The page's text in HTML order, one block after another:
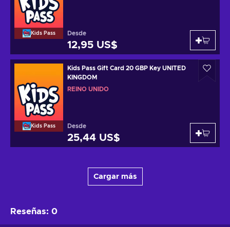
Kids Pass Desde
12,95 US$
Kids Pass
Kids Pass Gift Card 20 GBP Key UNITED
KINGDOM
REINO UNIDO
Desde
25,44 US$
Cargar más
Reseñas: 0